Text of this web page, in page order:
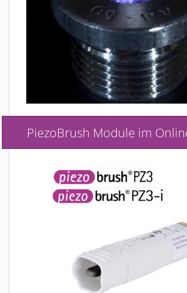
PiezoBrush Module im